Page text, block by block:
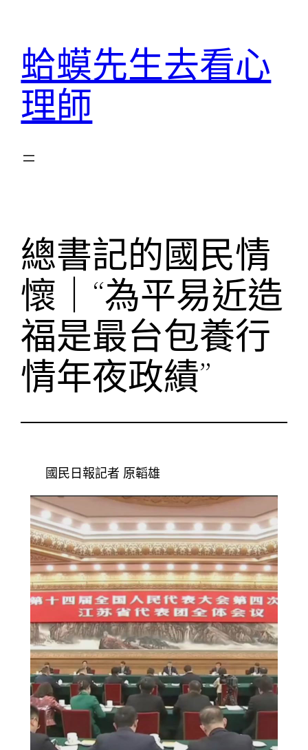
蛤蟆先生去看心
理師
總書記的國民情
懷｜“為平易近造
福是最台包養行
情年夜政績”
國民日報記者 原韜雄